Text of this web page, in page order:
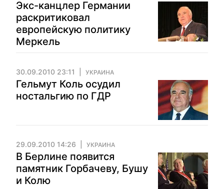
Экс-канцлер Германии
раскритиковал
европейскую политику
Меркель
30.09.2010 23:11 УКРАИНА
Гельмут Коль осудил
ностальгию по ГДР
29.09.2010 14:26 УКРАИНА
В Берлине появится
памятник Горбачеву, Бушу
и Колю